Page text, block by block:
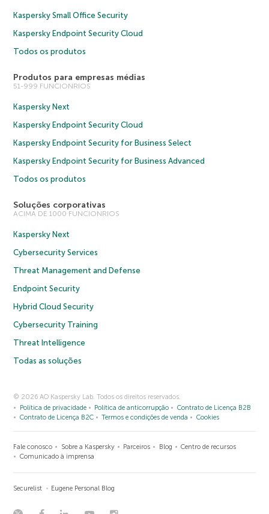
Kaspersky Small Office Security
Kaspersky Endpoint Security Cloud
Todos os produtos
Produtos para empresas médias
51-999 FUNCIONRIOS
Kaspersky Next
Kaspersky Endpoint Security Cloud
Kaspersky Endpoint Security for Business Select
Kaspersky Endpoint Security for Business Advanced
Todos os produtos
Soluções corporativas
ACIMA DE 1000 FUNCIONRIOS
Kaspersky Next
Cybersecurity Services
Threat Management and Defense
Endpoint Security
Hybrid Cloud Security
Cybersecurity Training
Threat Intelligence
Todas as soluções
© 2026 AO Kaspersky Lab. Todos os direitos reservados.
Política de privacidade
Política de anticorrupção
Contrato de Licença B2B
Contrato de Licença B2C
Termos e condições de venda Cookies
Fale conosco Sobre a Kaspersky Parceiros Blog
Centro de recursos
Comunicado à imprensa
Securelist Eugene Personal Blog